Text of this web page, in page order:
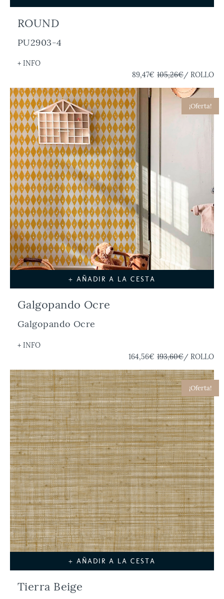
ROUND
PU2903-4
+ INFO
89,47€ 105,26€/ ROLLO
¡Oferta!
+ AÑADIR A LA CESTA
Galgopando Ocre
Galgopando Ocre
+ INFO
164,56€ 193,60€/ ROLLO
¡Oferta!
+ AÑADIR A LA CESTA
Tierra Beige